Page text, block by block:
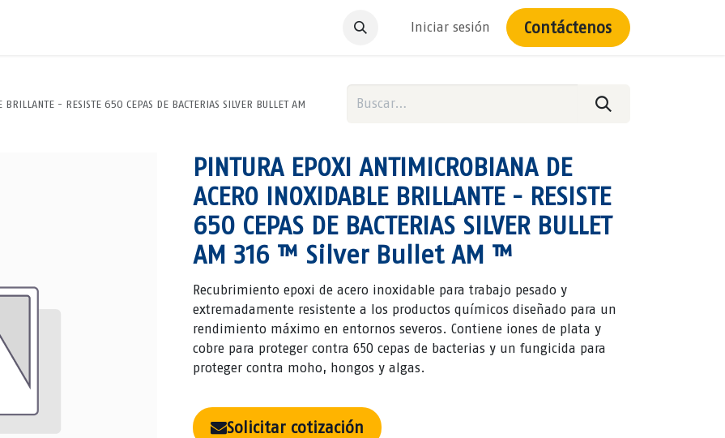
Iniciar sesión Contáctenos
- RESISTE 650 CEPAS DE BACTERIAS SILVER BULLET AM
PINTURA EPOXI ANTIMICROBIANA DE
ACERO INOXIDABLE BRILLANTE - RESISTE
650 CEPAS DE BACTERIAS SILVER BULLET
AM 316 ™ Silver Bullet AM ™
Recubrimiento epoxi de acero inoxidable para trabajo pesado y
extremadamente resistente a los productos químicos diseñado para un
rendimiento máximo en entornos severos. Contiene iones de plata y
cobre para proteger contra 650 cepas de bacterias y un fungicida para
proteger contra moho, hongos y algas.
Solicitar cotización